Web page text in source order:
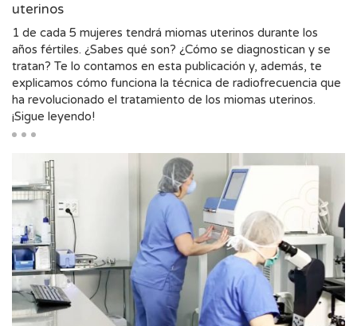
uterinos
1 de cada 5 mujeres tendrá miomas uterinos durante los
años fértiles. ¿Sabes qué son? ¿Cómo se diagnostican y se
tratan? Te lo contamos en esta publicación y, además, te
explicamos cómo funciona la técnica de radiofrecuencia que
ha revolucionado el tratamiento de los miomas uterinos.
¡Sigue leyendo!